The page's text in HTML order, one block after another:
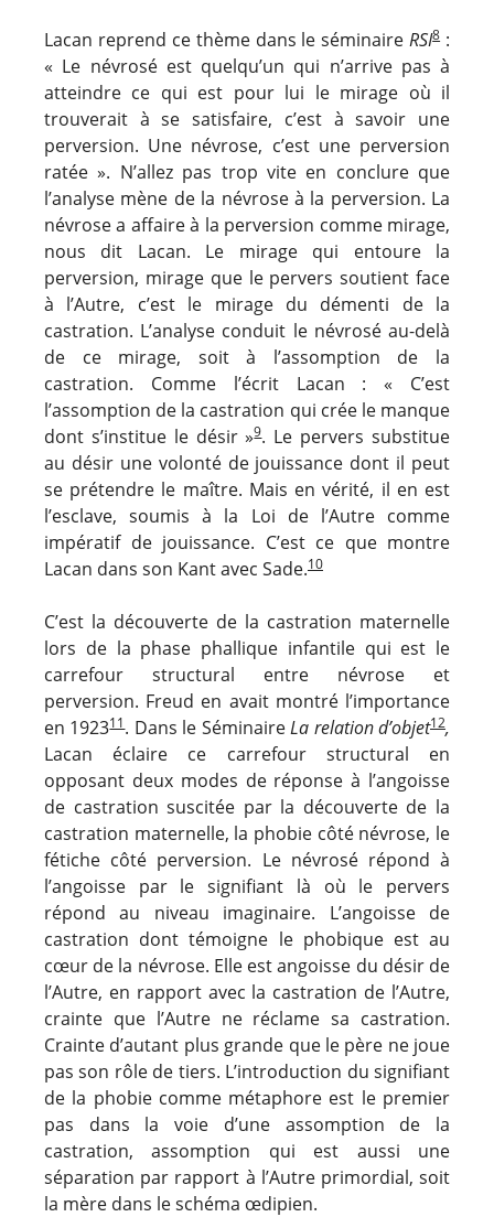
Lacan reprend ce thème dans le séminaireRSI8:
« Le névrosé est quelqu’un qui n’arrive pas à
atteindre ce qui est pour lui le mirage où il
trouverait à se satisfaire, c’est à savoir une
perversion. Une névrose, c’est une perversion
ratée ». N’allez pas trop vite en conclure que
l’analyse mène de la névrose à la perversion. La
névrose a affaire à la perversion comme mirage,
nous dit Lacan. Le mirage qui entoure la
perversion, mirage que le pervers soutient face
à l’Autre, c’est le mirage du démenti de la
castration. L’analyse conduit le névrosé au-delà
de ce mirage, soit à l’assomption de la
castration. Comme l’écrit Lacan : « C’est
l’assomption de la castration qui crée le manque
dont s’institue le désir »9. Le pervers substitue
au désir une volonté de jouissance dont il peut
se prétendre le maître. Mais en vérité, il en est
l’esclave, soumis à la Loi de l’Autre comme
impératif de jouissance. C’est ce que montre
Lacan dans son Kant avec Sade.10
C’est la découverte de la castration maternelle
lors de la phase phallique infantile qui est le
carrefour structural entre névrose et
perversion. Freud en avait montré l’importance
en 192311. Dans le SéminaireLa relation d’objet12,
Lacan éclaire ce carrefour structural en
opposant deux modes de réponse à l’angoisse
de castration suscitée par la découverte de la
castration maternelle, la phobie côté névrose, le
fétiche côté perversion. Le névrosé répond à
l’angoisse par le signifiant là où le pervers
répond au niveau imaginaire. L’angoisse de
castration dont témoigne le phobique est au
cœur de la névrose. Elle est angoisse du désir de
l’Autre, en rapport avec la castration de l’Autre,
crainte que l’Autre ne réclame sa castration.
Crainte d’autant plus grande que le père ne joue
pas son rôle de tiers. L’introduction du signifiant
de la phobie comme métaphore est le premier
pas dans la voie d’une assomption de la
castration, assomption qui est aussi une
séparation par rapport à l’Autre primordial, soit
la mère dans le schéma œdipien.